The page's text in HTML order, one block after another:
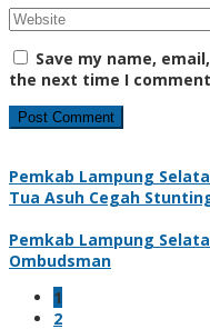
Save my name,
the next time I
Pemkab Lampung
Tua Asuh Cegah
Pemkab Lampung
Ombudsman
1
2